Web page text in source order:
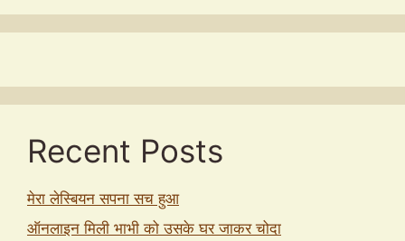
Recent Posts
मेरा लेस्बियन सपना सच हुआ
ऑनलाइन मिली भाभी को उसके घर जाकर चोदा